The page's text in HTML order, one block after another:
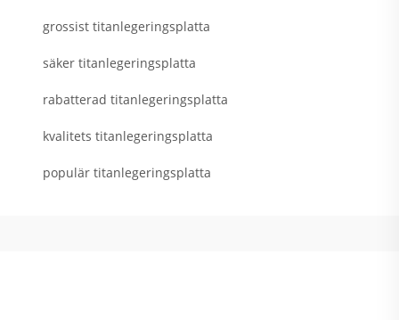
grossist titanlegeringsplatta
säker titanlegeringsplatta
rabatterad titanlegeringsplatta
kvalitets titanlegeringsplatta
populär titanlegeringsplatta